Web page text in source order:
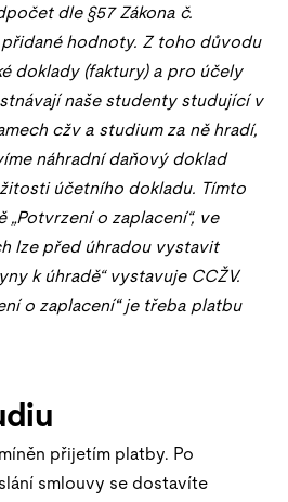
dle §57 Zákona č.
hodnoty. Z toho důvodu
doklady (faktury) a pro účely
naše studenty studující v
cžv a studium za ně hradí,
náhradní daňový doklad
účetního dokladu. Tímto
o zaplacení“, ve
lze před úhradou vystavit
k úhradě“ vystavuje CCŽV.
o zaplacení“ je třeba platbu
přijetím platby. Po
smlouvy se dostavíte